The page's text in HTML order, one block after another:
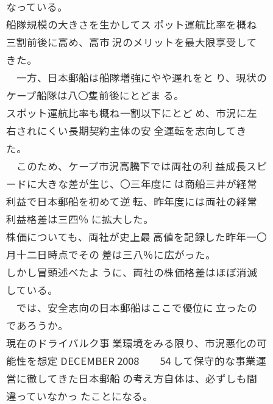
なっている。
船隊規模の大きさを生かしてス ポット運航比率を概ね
三割前後に高め、高市 況のメリットを最大限享受して
きた。
一方、日本郵船は船隊増強にやや遅れをと り、現状の
ケープ船隊は八〇隻前後にとどま る。
スポット運航比率も概ね一割以下にとど め、市況に左
右されにくい長期契約主体の安 全運転を志向してき
た。
このため、ケープ市況高騰下では両社の利 益成長スピ
ードに大きな差が生じ、〇三年度に は商船三井が経常
利益で日本郵船を初めて逆 転、昨年度には両社の経常
利益格差は三四％ に拡大した。
株価についても、両社が史上最 高値を記録した昨年一〇
月十二日時点でその 差は三八％に広がった。
しかし冒頭述べたよ うに、両社の株価格差はほぼ消滅
している。
では、安全志向の日本郵船はここで優位に 立ったの
であろうか。
現在のドライバルク事 業環境をみる限り、市況悪化の可
能性を想定 DECEMBER 2008 54 して保守的な事業運
営に徹してきた日本郵船 の考え方自体は、必ずしも間
違っていなかっ たことになる。